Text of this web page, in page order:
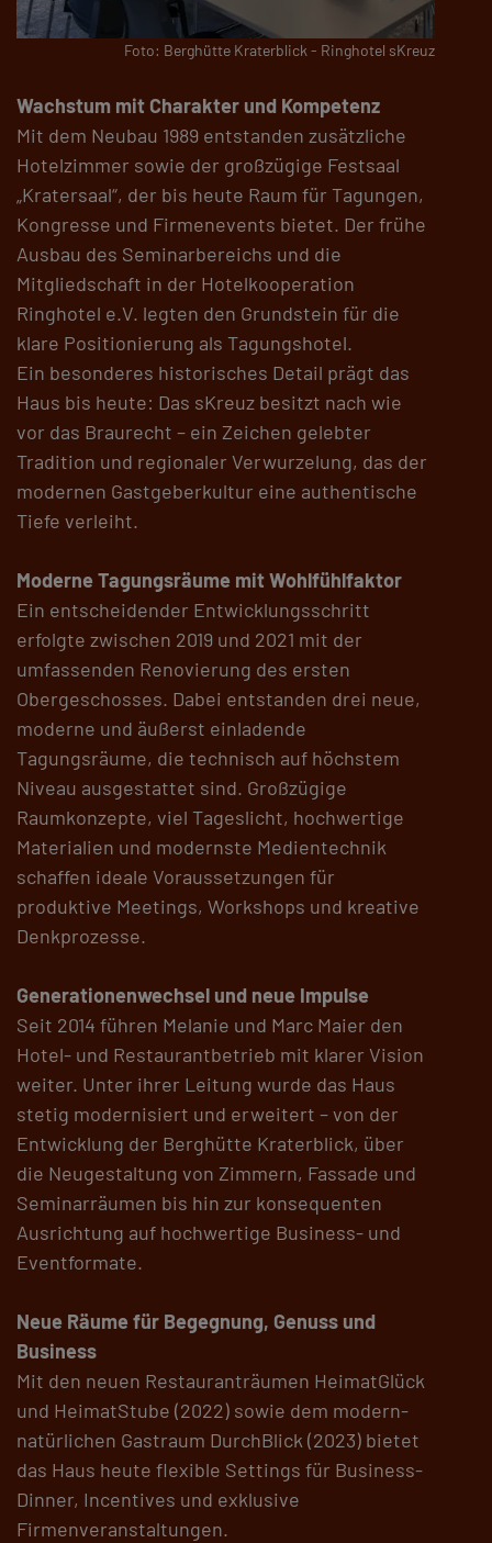
Foto: Berghütte Kraterblick - Ringhotel sKreuz
Wachstum mit Charakter und Kompetenz
Mit dem Neubau 1989 entstanden zusätzliche
Hotelzimmer sowie der großzügige Festsaal
„Kratersaal“, der bis heute Raum für Tagungen,
Kongresse und Firmenevents bietet. Der frühe
Ausbau des Seminarbereichs und die
Mitgliedschaft in der Hotelkooperation
Ringhotel e.V. legten den Grundstein für die
klare Positionierung als Tagungshotel.
Ein besonderes historisches Detail prägt das
Haus bis heute: Das sKreuz besitzt nach wie
vor das Braurecht – ein Zeichen gelebter
Tradition und regionaler Verwurzelung, das der
modernen Gastgeberkultur eine authentische
Tiefe verleiht.
Moderne Tagungsräume mit Wohlfühlfaktor
Ein entscheidender Entwicklungsschritt
erfolgte zwischen 2019 und 2021 mit der
umfassenden Renovierung des ersten
Obergeschosses. Dabei entstanden drei neue,
moderne und äußerst einladende
Tagungsräume, die technisch auf höchstem
Niveau ausgestattet sind. Großzügige
Raumkonzepte, viel Tageslicht, hochwertige
Materialien und modernste Medientechnik
schaffen ideale Voraussetzungen für
produktive Meetings, Workshops und kreative
Denkprozesse.
Generationenwechsel und neue Impulse
Seit 2014 führen Melanie und Marc Maier den
Hotel- und Restaurantbetrieb mit klarer Vision
weiter. Unter ihrer Leitung wurde das Haus
stetig modernisiert und erweitert – von der
Entwicklung der Berghütte Kraterblick, über
die Neugestaltung von Zimmern, Fassade und
Seminarräumen bis hin zur konsequenten
Ausrichtung auf hochwertige Business- und
Eventformate.
Neue Räume für Begegnung, Genuss und
Business
Mit den neuen Restauranträumen HeimatGlück
und HeimatStube (2022) sowie dem modern-
natürlichen Gastraum DurchBlick (2023) bietet
das Haus heute flexible Settings für Business-
Dinner, Incentives und exklusive
Firmenveranstaltungen.